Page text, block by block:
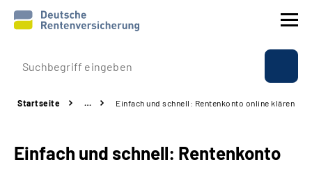
Prävention
Rente
Startseite … Einfach und schnell: Rentenkonto online klären
Einfach und schnell: Rentenkonto